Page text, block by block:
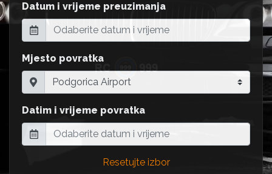
Datum i vrijeme preuzimanja
Mjesto povratka
Datim i vrijeme povratka
Resetujte izbor